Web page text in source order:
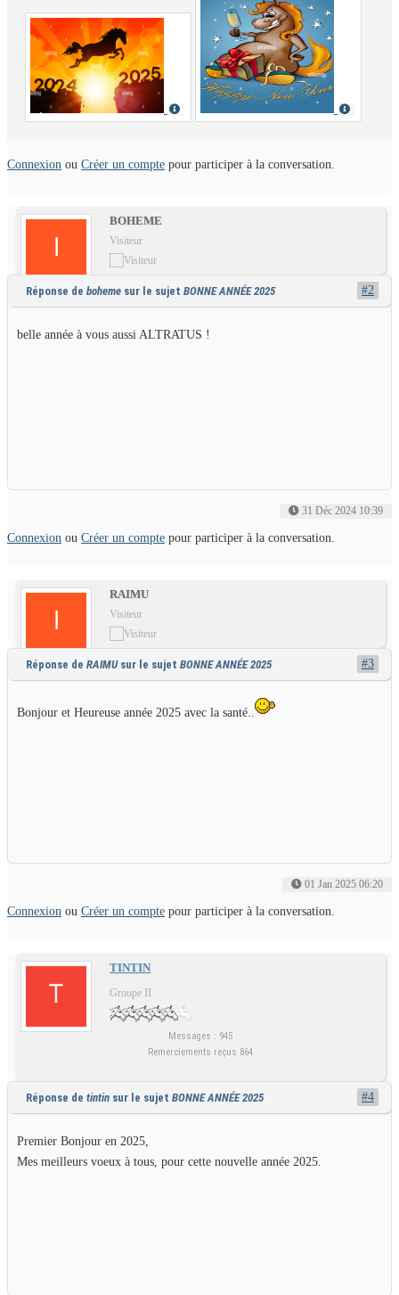
Connexion ou Créer un compte pour participer à la conversation.
BOHEME
Visiteur
Réponse de boheme sur le sujet BONNE ANNÉE 2025
belle année à vous aussi ALTRATUS !
31 Déc 2024 10:39
#2
Connexion ou Créer un compte pour participer à la conversation.
RAIMU
Visiteur
Réponse de RAIMUsur le sujet BONNE ANNÉE 2025
Bonjour et Heureuse année 2025 avec la santé..
01 Jan 2025 06:20
#3
Connexion ou Créer un compte pour participer à la conversation.
TINTIN
Groupe II
Messages : 945
Remerciements reçus 864
Réponse de tintin sur le sujet BONNE ANNÉE 2025
Premier Bonjour en 2025,
Mes meilleurs voeux à tous, pour cette nouvelle année 2025.
#4